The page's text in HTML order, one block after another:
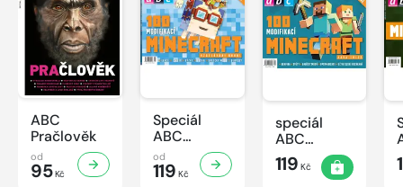
ABC
Pračlověk
od
95Kč
Speciál
ABC
Minecraft 3
od
119 Kč
speciál
ABC
Minecraft 2
119 Kč